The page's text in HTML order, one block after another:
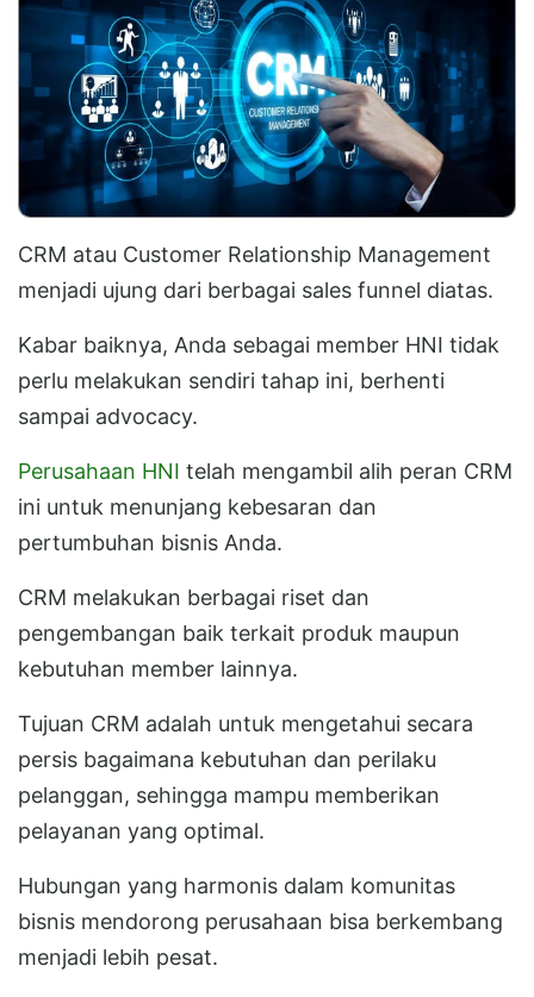
CRM atau Customer Relationship Management
menjadi ujung dari berbagai sales funnel diatas.
Kabar baiknya, Anda sebagai member HNI tidak
perlu melakukan sendiri tahap ini, berhenti
sampai advocacy.
Perusahaan HNI telah mengambil alih peran CRM
ini untuk menunjang kebesaran dan
pertumbuhan bisnis Anda.
CRM melakukan berbagai riset dan
pengembangan baik terkait produk maupun
kebutuhan member lainnya.
Tujuan CRM adalah untuk mengetahui secara
persis bagaimana kebutuhan dan perilaku
pelanggan, sehingga mampu memberikan
pelayanan yang optimal.
Hubungan yang harmonis dalam komunitas
bisnis mendorong perusahaan bisa berkembang
menjadi lebih pesat.